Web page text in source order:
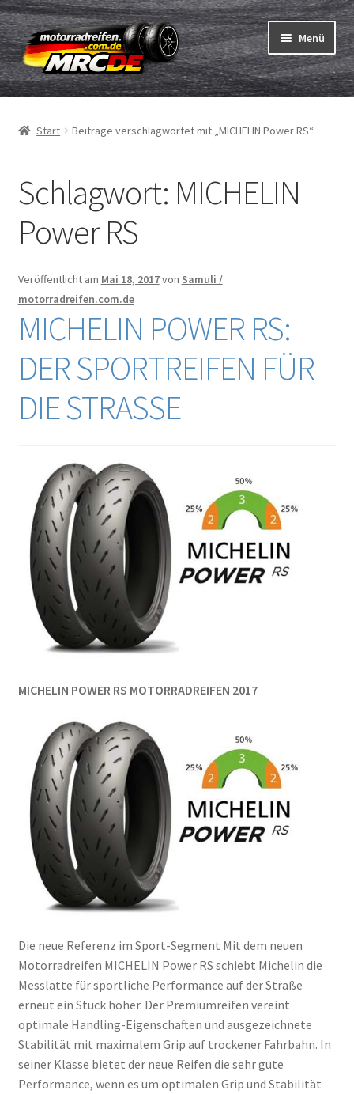
Zur
Navigation
springen
Zum
Inhalt
springen
Menü
Reifen
Schläuche
Bestellvorgang
ABC
Marken
Start Beiträge verschlagwortet mit „MICHELIN Power RS“
Schlagwort: MICHELIN
Power RS
Veröffentlicht am Mai 18, 2017von Samuli /
motorradreifen.com.de
MICHELIN POWER RS:
DER SPORTREIFEN FÜR
DIE STRASSE
MICHELIN POWER RS MOTORRADREIFEN 2017
Die neue Referenz im Sport-Segment Mit dem neuen
Motorradreifen MICHELIN Power RS schiebt Michelin die
Messlatte für sportliche Performance auf der Straße
erneut ein Stück höher. Der Premiumreifen vereint
optimale Handling-Eigenschaften und ausgezeichnete
Stabilität mit maximalem Grip auf trockener Fahrbahn. In
seiner Klasse bietet der neue Reifen die sehr gute
Performance, wenn es um optimalen Grip und Stabilität